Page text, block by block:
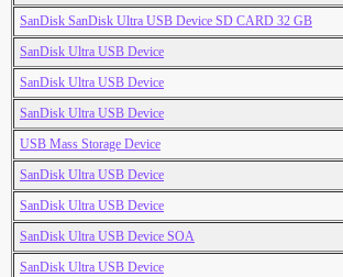
SanDisk SanDisk Ultra USB Device SD CARD 32 GB
SanDisk Ultra USB Device
SanDisk Ultra USB Device
SanDisk Ultra USB Device
USB Mass Storage Device
SanDisk Ultra USB Device
SanDisk Ultra USB Device
SanDisk Ultra USB Device SOA
SanDisk Ultra USB Device